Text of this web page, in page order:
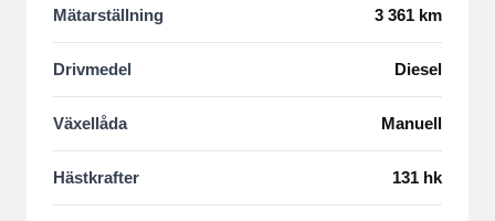
Mätarställning 3 361 km
Drivmedel Diesel
Växellåda Manuell
Hästkrafter 131 hk